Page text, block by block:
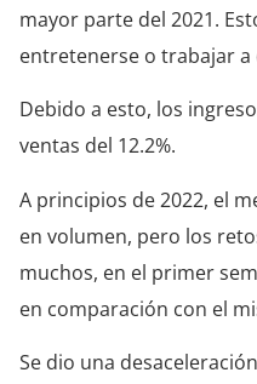
mayor parte del 2021.
entretenerse o trabajar
Debido a esto, los
ventas del 12.2%.
A principios de 2022, el
en volumen, pero los
muchos, en el primer
en comparación con el
Se dio una